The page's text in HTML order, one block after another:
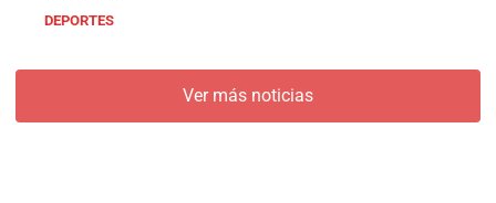
DEPORTES
Ver más noticias